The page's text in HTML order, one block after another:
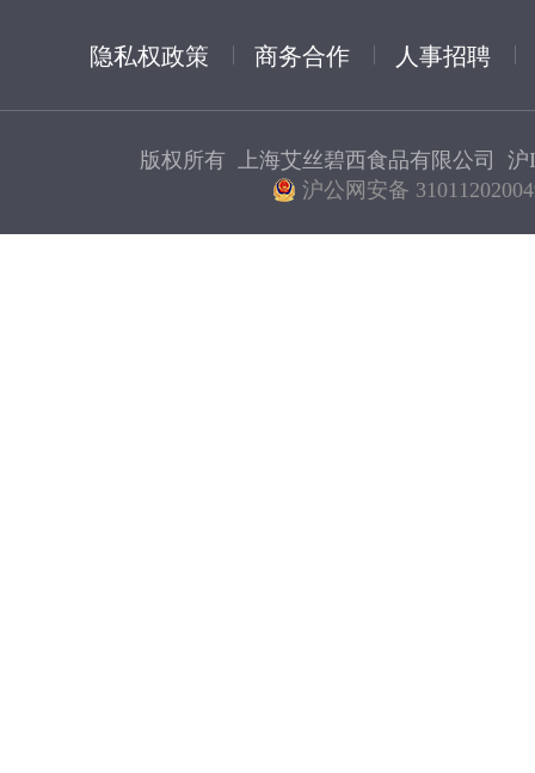
隐私权政策 商务合作 人事招聘
版权所有 上海艾丝碧西食品有限公司 沪
沪公网安备